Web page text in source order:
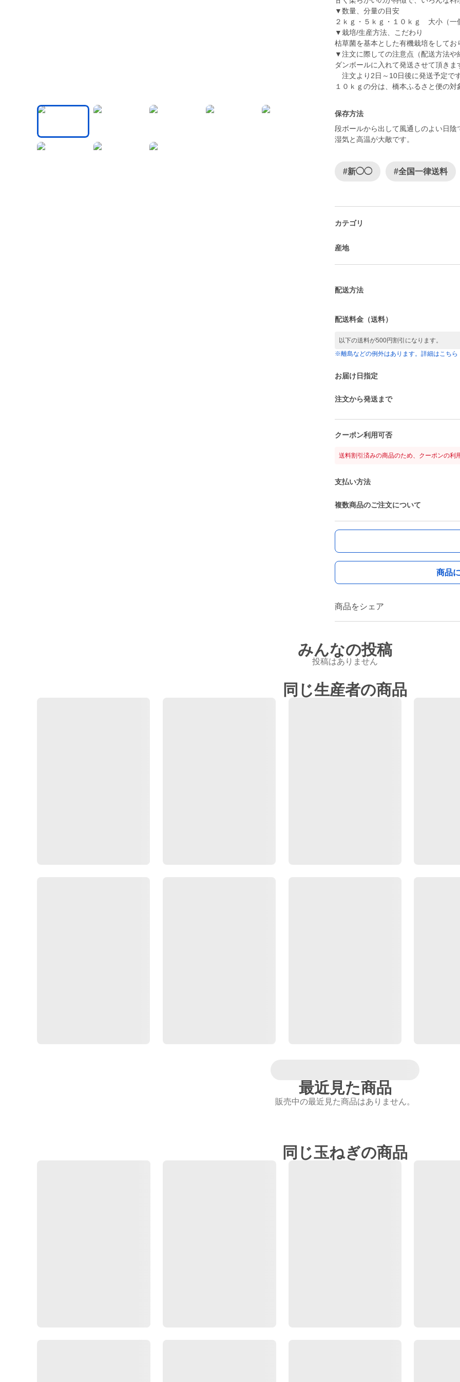
▼数量、分量の目安
２ｋｇ・５ｋｇ・１０ｋｇ 大小（一
▼栽培/生産方法、こだわり
枯草菌を基本とした有機栽培をしてお
▼注文に際しての注意点（配送方法や
ダンボールに入れて発送させて頂き
注文より2日～10日後に発送予定で
保存方法
段ボールから出して風通しのよい日
湿気と高温が大敵です。
#新◯◯ #全国一律送料
カテゴリ
産地
配送方法
配送料金（送料）
以下の送料が500円割引になります。
※離島などの例外はあります。詳細はこちら
お届け日指定
注文から発送まで
クーポン利用可否
送料割引済みの商品のため、クーポンの利
支払い方法
複数商品のご注文について
商品
商品をシェア
みんなの投稿
投稿はありません
同じ生産者の商品
最近見た商品
販売中の最近見た商品はありません。
同じ玉ねぎの商品